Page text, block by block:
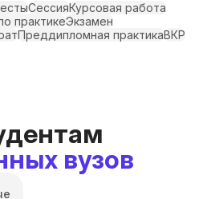
СессияКурсовая работа
практикеЭкзамен
Преддипломная практикаВКР
вузов